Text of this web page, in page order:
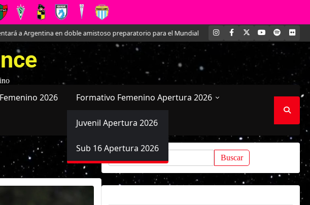
en doble amistoso preparatorio para el Mundial Kathleen Brandt: La joven defensa que se ha ido
INSTAGRAM
FACEBOOK YOUTUBE
SPOTIFY
2026 Formativo Femenino Apertura 2026
Juvenil Apertura 2026
Sub 16 Apertura 2026
Buscar: